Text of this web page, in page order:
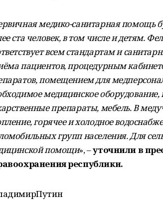
медико-санитарная помощь
ста человек, в том числе и детям.
всем стандартам и
пациентов, процедурным
помещением для
медицинское
препараты, мебель. В
горячее и холодное
групп населения. Для
помощи», ‒уточнили в
республики.